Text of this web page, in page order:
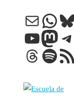
Correo
Threads
Feed